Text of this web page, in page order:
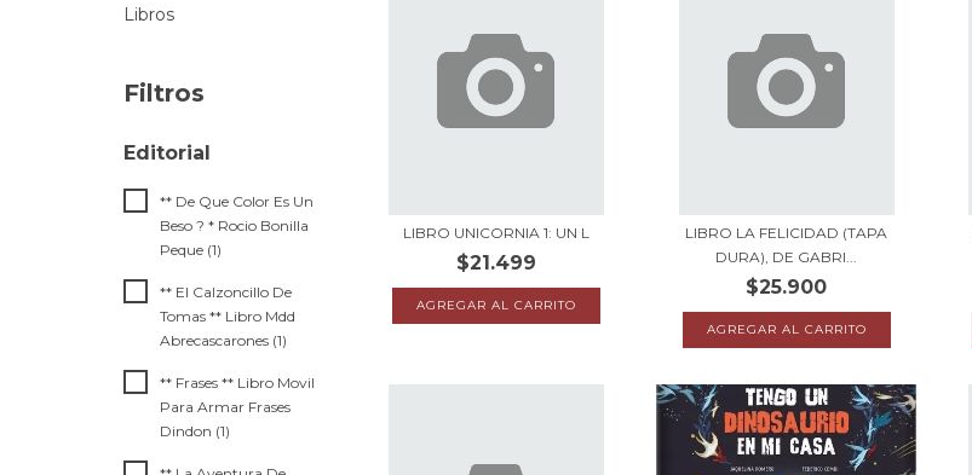
Libros
Filtros
** De Que Color Es Un
Beso ? * Rocio Bonilla
Peque (1)
** El Calzoncillo De
Tomas ** Libro Mdd
Abrecascarones (1)
** Frases ** Libro Movil
Para Armar Frases
Dindon (1)
LIBRO UNICORNIA 1: UN L
$21.499
LIBRO LA FELICIDAD (TAPA
DURA), DE GABRI...
$25.900